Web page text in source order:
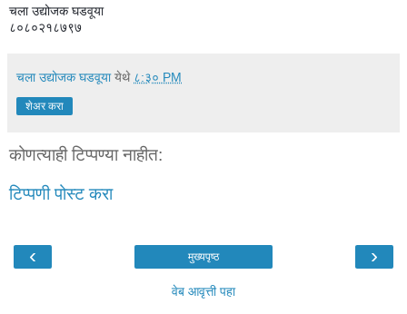
चला उद्योजक घडवूया
८०८०२१८७९७
चला उद्योजक घडवूया येथे ८:३० PM
शेअर करा
कोणत्याही टिप्पण्‍या नाहीत:
टिप्पणी पोस्ट करा
‹ ›
मुख्यपृष्ठ
वेब आवृत्ती पहा